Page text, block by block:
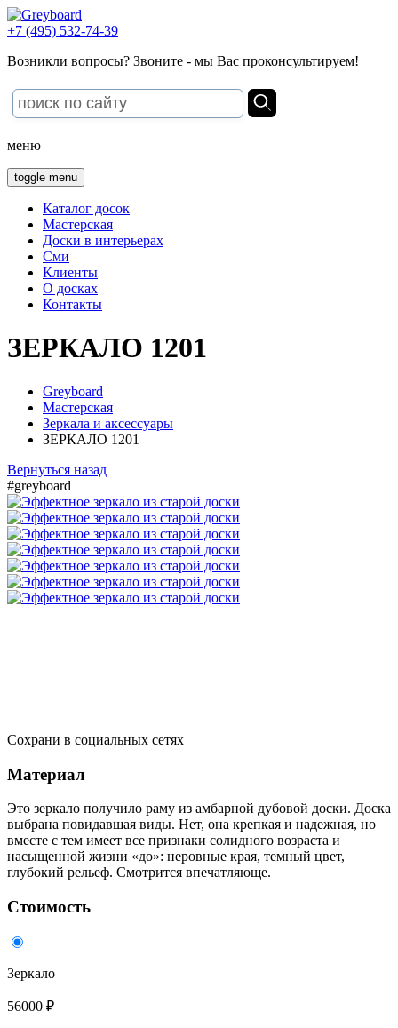
+7 (495) 532-74-39
Возникли вопросы? Звоните - мы Вас проконсультируем!
меню
toggle menu
Каталог досок
Мастерская
Доски в интерьерах
Сми
Клиенты
О досках
Контакты
ЗЕРКАЛО 1201
Greyboard
Мастерская
Зеркала и аксессуары
ЗЕРКАЛО 1201
Вернуться назад
#greyboard
Сохрани в социальных сетях
Материал
Это зеркало получило раму из амбарной дубовой доски. Доска
выбрана повидавшая виды. Нет, она крепкая и надежная, но
вместе с тем имеет все признаки солидного возраста и
насыщенной жизни «до»: неровные края, темный цвет,
глубокий рельеф. Смотрится впечатляюще.
Стоимость
Зеркало
56000 ₽